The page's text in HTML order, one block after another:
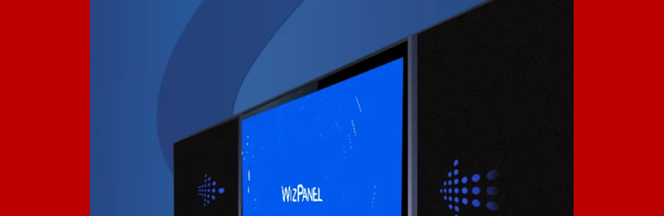
بالنسبة للمبتدئين في السبورة التفاعلية ، يصعب التمييز بين هذه النماذج الثلاثة ، ومن الصعب فهمها. هنا أقول
استعارة بسيطة ، قد تجعلك تفهمها بسهولة. إذا ذهبت إلى فصل الوسائط المتعددة ، فيجب أن تكون واضحًا بشأن
البرنامج. في فصل الوسائط المتعددة لاستخدام الكمبيوتر ، قمت بالتحضير قبل المناهج الدراسية للفصل الدراسي
والصور والنصوص والفيديو والموسيقى وما إلى ذلك من خلال الكمبيوتر وجهاز العرض لتظهر للطلاب ، بحيث يكون
الفصل مثيرًا للإعجاب. هذه تتطلب من المعلم أن يكون قادرًا على تشغيل الكمبيوتر. في السبورة التفاعلية ، يكون
التحكم في الكمبيوتر في وضع التحكم ، وفي وضع التحكم ، تكون يد القلم مكافئة للماوس. يمكن استبدال جميع
الخطوات التي يمكن إجراؤها بالماوس بقلم. عندما تريد فتح برنامج تعليمي أو تطبيق آخر ، يمكنك استخدام القلم
الموجود على الأيقونة المقابلة بسرعة ، انقر مرتين ، وهو ما يعادل النقر المزدوج بالماوس ، أو اضغط باستمرار
على الزر الإضافي الموجود على القلم ثم في الرمز المقابل على النقطة ، وهو ما يعادل زر الفأرة الأيمن.
عندما تقوم بتشغيل المناهج التعليمية ، تريد وضع بعض محتويات السبورة على السبورة ، ستلتقط الطباشير على
السبورة لمسح مكان الكتابة ، الخطأ أو المملوء ، تختار مسح بعض محتويات السبورة. في السبورة التفاعلية ، يمكن
القيام بكل ذلك في وضع النافذة ووضع التعليق التوضيحي. على هذين النموذجين من التميز والاتصال ولكن أيضا
صعوبة المبتدئين. من وضع التحكم لأول مرة في وضع النافذة ، سيتم إنشاء صفحة فارغة تلقائيًا. على سبيل المثال ،
عندما تبدأ الفصل من قبل ، تقوم السبورة التفاعلية بتنظيف السبورة السوداء لزملاء الدراسة. وعندما تدخل وضع